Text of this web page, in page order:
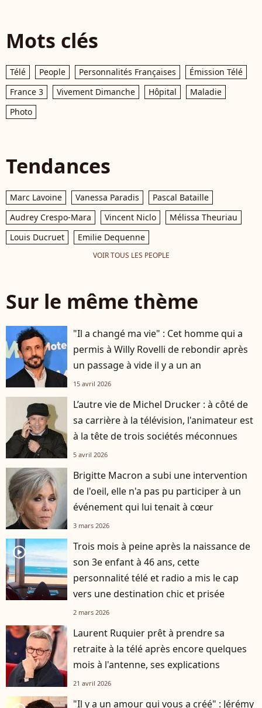
Mots clés
Télé People Personnalités Françaises
Émission Télé
France 3
Vivement Dimanche Hôpital
Maladie
Photo
Tendances
Marc Lavoine Vanessa Paradis
Pascal Bataille
Audrey Crespo-Mara
Vincent Niclo
Mélissa Theuriau
Louis Ducruet
Emilie Dequenne
VOIR TOUS LES PEOPLE
Sur le même thème
"Il a changé ma vie" : Cet homme qui a
permis à Willy Rovelli de rebondir après
un passage à vide il y a un an
15 avril 2026
L’autre vie de Michel Drucker : à côté de
sa carrière à la télévision, l'animateur est
à la tête de trois sociétés méconnues
5 avril 2026
Brigitte Macron a subi une intervention
de l'oeil, elle n'a pas pu participer à un
événement qui lui tenait à cœur
3 mars 2026
player2
Trois mois à peine après la naissance de
son 3e enfant à 46 ans, cette
personnalité télé et radio a mis le cap
vers une destination chic et prisée
2 mars 2026
Laurent Ruquier prêt à prendre sa
retraite à la télé après encore quelques
mois à l'antenne, ses explications
21 avril 2026
"Il y a un amour qui vous a créé" : Jérémy